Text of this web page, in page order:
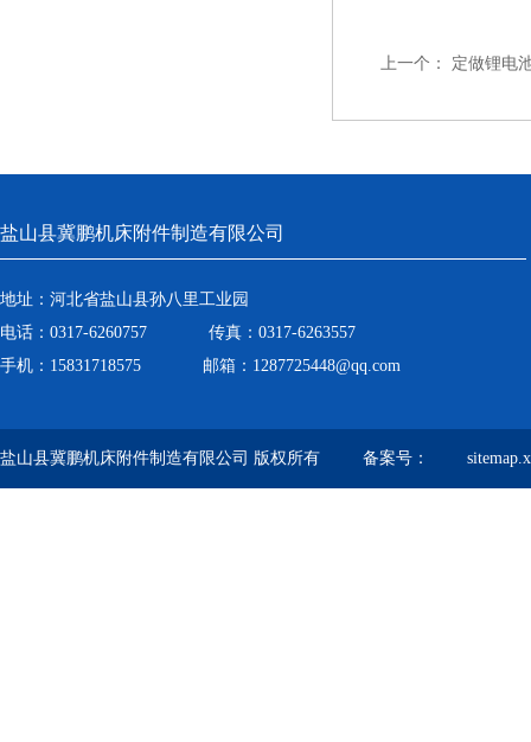
上一个： 定做锂电
盐山县冀鹏机床附件制造有限公司
地址：河北省盐山县孙八里工业园
电话：0317-6260757 传真：0317-6263557
手机：15831718575 邮箱：1287725448@qq.com
盐山县冀鹏机床附件制造有限公司 版权所有 备案号：